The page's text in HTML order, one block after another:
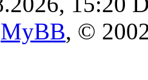
MyBB, ©